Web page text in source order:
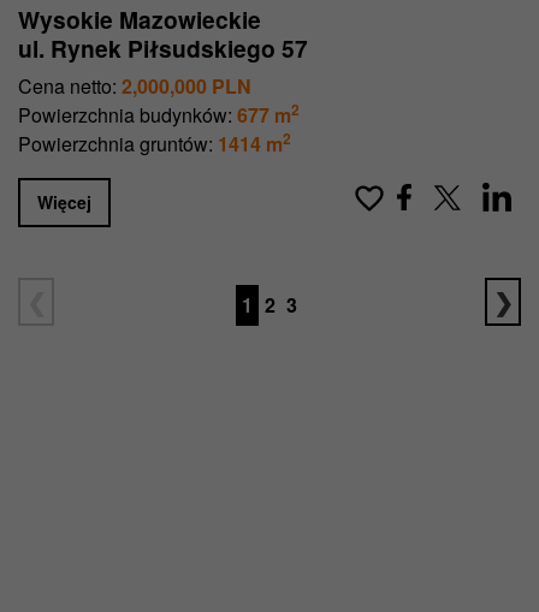
Wysokie Mazowieckie
ul. Rynek Piłsudskiego 57
Cena netto: 2,000,000 PLN
Powierzchnia budynków: 677 m2
Powierzchnia gruntów: 1414 m2
Więcej
1 2 3